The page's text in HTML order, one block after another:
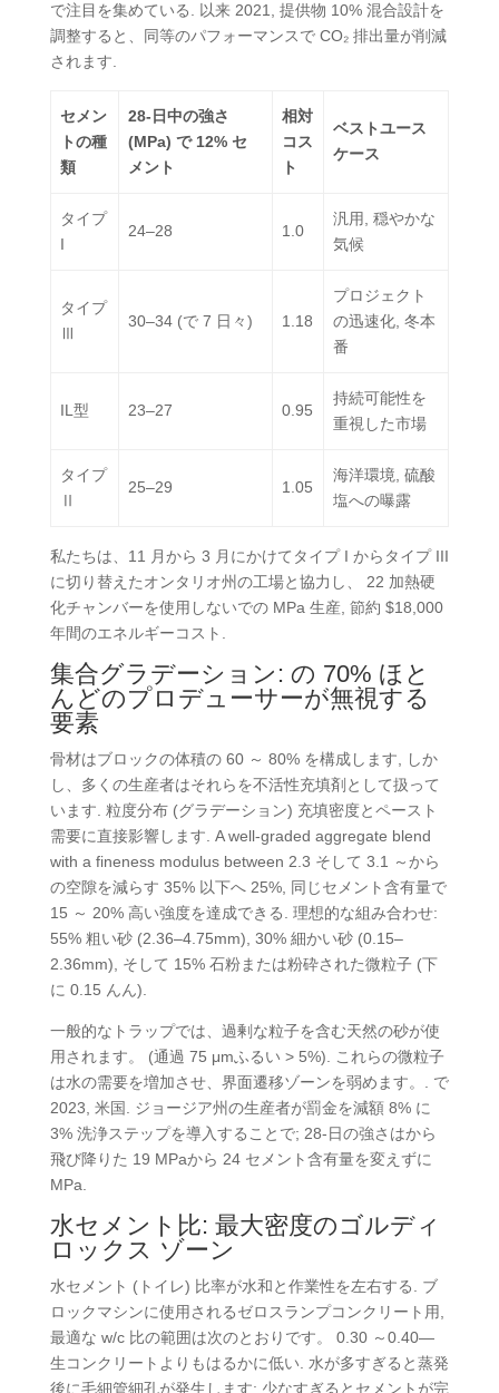
で注目を集めている. 以来 2021, 提供物 10% 混合設計を
調整すると、同等のパフォーマンスで CO₂ 排出量が削減
されます.
セメン
トの種
類
28-日中の強さ
(MPa) で 12% セ
メント
相対
コス
ト
ベストユース
ケース
タイプ
I
24–28 1.0
汎用, 穏やかな
気候
タイプ
Ⅲ
30–34 (で 7 日々) 1.18
プロジェクト
の迅速化, 冬本
番
IL型 23–27 0.95
持続可能性を
重視した市場
タイプ
Ⅱ
25–29 1.05
海洋環境, 硫酸
塩への曝露
私たちは、11 月から 3 月にかけてタイプ I からタイプ III
に切り替えたオンタリオ州の工場と協力し、 22 加熱硬
化チャンバーを使用しないでの MPa 生産, 節約 $18,000
年間のエネルギーコスト.
集合グラデーション: の 70% ほと
んどのプロデューサーが無視する
要素
骨材はブロックの体積の 60 ～ 80% を構成します, しか
し、多くの生産者はそれらを不活性充填剤として扱って
います. 粒度分布 (グラデーション) 充填密度とペースト
需要に直接影響します. A well-graded aggregate blend
with a fineness modulus between 2.3 そして 3.1 ～から
の空隙を減らす 35% 以下へ 25%, 同じセメント含有量で
15 ～ 20% 高い強度を達成できる. 理想的な組み合わせ:
55% 粗い砂 (2.36–4.75mm), 30% 細かい砂 (0.15–
2.36mm), そして 15% 石粉または粉砕された微粒子 (下
に 0.15 んん).
一般的なトラップでは、過剰な粒子を含む天然の砂が使
用されます。 (通過 75 μmふるい > 5%). これらの微粒子
は水の需要を増加させ、界面遷移ゾーンを弱めます。. で
2023, 米国. ジョージア州の生産者が罰金を減額 8% に
3% 洗浄ステップを導入することで; 28-日の強さはから
飛び降りた 19 MPaから 24 セメント含有量を変えずに
MPa.
水セメント比: 最大密度のゴルディ
ロックス ゾーン
水セメント (トイレ) 比率が水和と作業性を左右する. ブ
ロックマシンに使用されるゼロスランプコンクリート用,
最適な w/c 比の範囲は次のとおりです。 0.30 ～0.40—
生コンクリートよりもはるかに低い. 水が多すぎると蒸発
後に毛細管細孔が発生します; 少なすぎるとセメントが完